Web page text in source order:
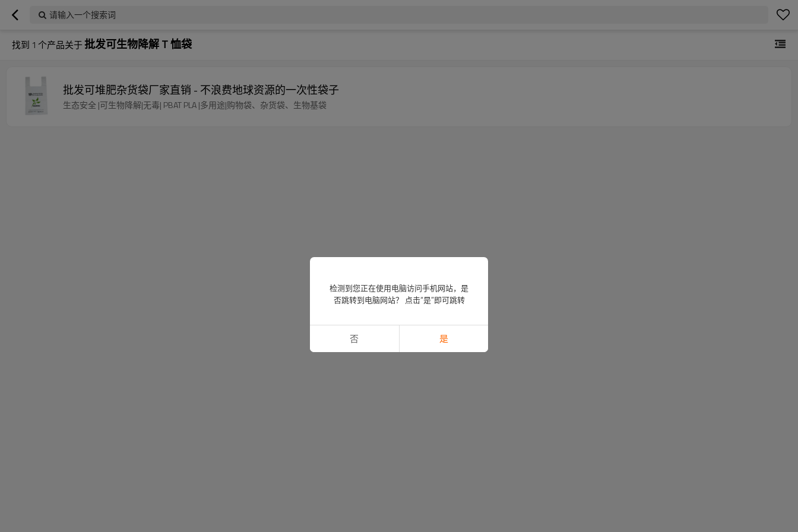
请输入一个搜索词
找到 1 个产品关于批发可生物降解 T 恤袋
批发可堆肥杂货袋厂家直销 - 不浪费地球资源的一次性袋子
生态安全 |可生物降解|无毒| PBAT PLA |多用途|购物袋、杂货袋、生物基袋
检测到您正在使用电脑访问手机网站，是
否跳转到电脑网站？ 点击“是”即可跳转
否 是